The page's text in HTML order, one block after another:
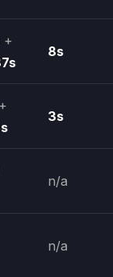
+
8s
3s
n/a
n/a